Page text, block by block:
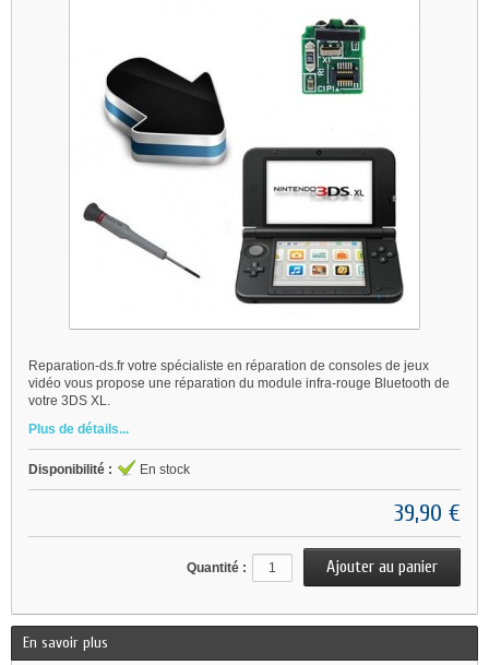
Reparation-ds.fr votre spécialiste en réparation de consoles de jeux
vidéo vous propose une réparation du module infra-rouge Bluetooth de
votre 3DS XL.
Plus de détails...
Disponibilité : En stock
39,90 €
Quantité :
En savoir plus